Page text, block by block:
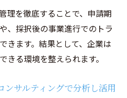
理を徹底することで、申請期
、採択後の事業進行でのトラ
きます。結果として、企業は
きる環境を整えられます。
サルティングで分析し活用